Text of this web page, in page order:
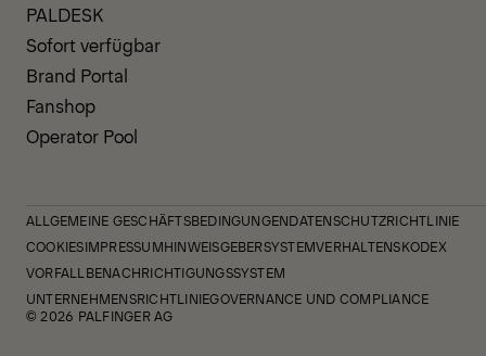
PALDESK
Sofort verfügbar
Brand Portal
Fanshop
Operator Pool
ALLGEMEINE GESCHÄFTSBEDINGUNGENDATENSCHUTZRICHTLINIE
COOKIESIMPRESSUMHINWEISGEBERSYSTEMVERHALTENSKODEX
VORFALLBENACHRICHTIGUNGSSYSTEM
UNTERNEHMENSRICHTLINIEGOVERNANCE UND COMPLIANCE
© 2026 PALFINGER AG